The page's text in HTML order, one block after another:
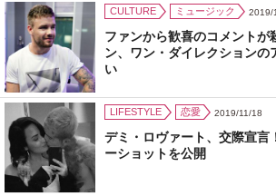
CULTURE ミュージック 2019/
ファンから歓喜のコメント
ン、ワン・ダイレクションの
い
LIFESTYLE 恋愛 2019/11/18
デミ・ロヴァート、交際宣
ーショットを公開